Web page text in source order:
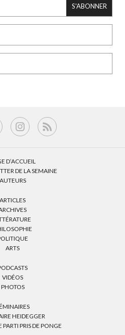
S'ABONNER
D’ACCUEIL
DE LA SEMAINE
AUTEURS
ARTICLES
ARTS
VIDÉOS
PHOTOS
HEIDEGGER
PARTI PRIS DE PONGE